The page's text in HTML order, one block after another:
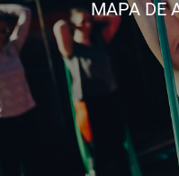
MAPA DE